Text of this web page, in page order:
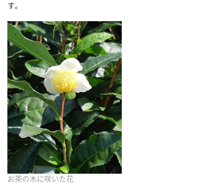
す。
お茶の木に咲いた花